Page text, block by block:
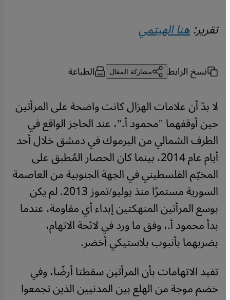
تقرير:هنا الهيتمي
نسخ الرابط مشاركة المقال الطباعة
لا بدّ أن علامات الهزال كانت واضحة على المرأتين
حين أوقفهما "محمود أ."، عند الحاجز الواقع في
الطرف الشمالي من اليرموك في دمشق خلال أحد
أيام عام 2014، بينما كان الحصار المُطبق على
المخيّم الفلسطيني في الجهة الجنوبية من العاصمة
السورية مستمرًا منذ يوليو/تموز 2013. لم يكن
بوسع المرأتين المنهكتين إبداء أي مقاومة، عندما
بدأ محمود أ.، وفق ما ورد في لائحة الاتهام،
بضربهما بأنبوب بلاستيكي أخضر.
تفيد الاتهامات بأن المرأتين سقطتا أرضًا، وفي
خضم موجة من الهلع بين المدنيين الذين تجمعوا